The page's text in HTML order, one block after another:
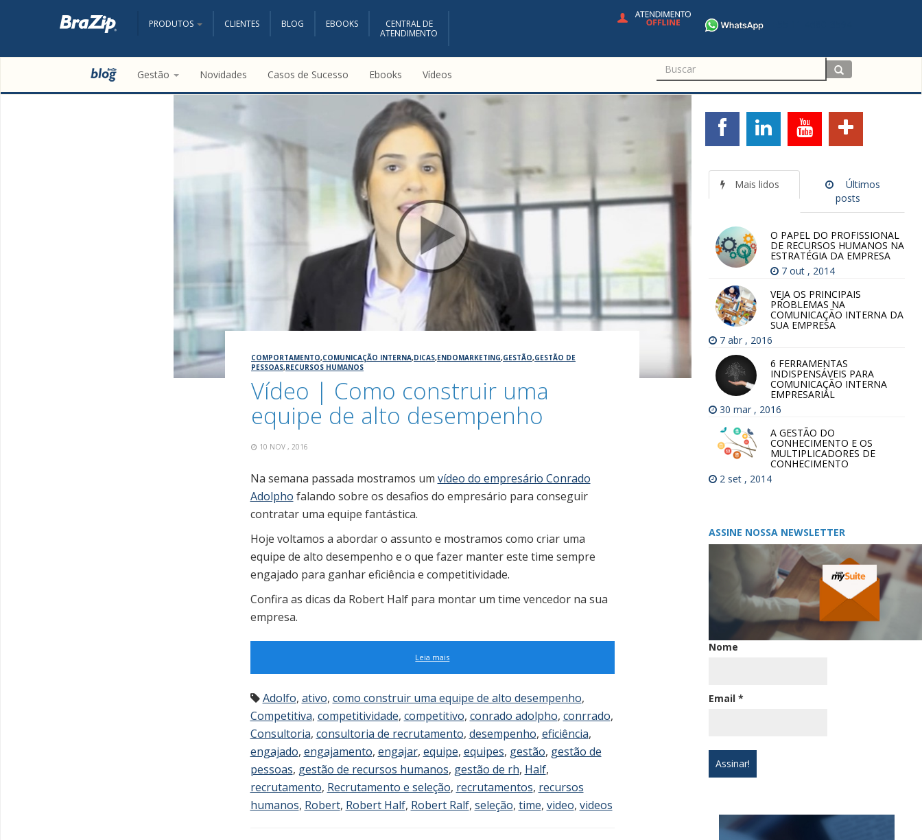
PRODUTOS CLIENTES BLOG EBOOKS
CENTRAL DE
ATENDIMENTO
Gestão Novidades Casos de Sucesso Ebooks Vídeos
COMPORTAMENTO,COMUNICAÇÃO INTERNA,DICAS,ENDOMARKETING,GESTÃO,GESTÃO DE
PESSOAS,RECURSOS HUMANOS
Vídeo | Como construir uma
equipe de alto desempenho
10 NOV , 2016
Na semana passada mostramos um vídeo do empresário Conrado
Adolpho falando sobre os desafios do empresário para conseguir
contratar uma equipe fantástica.
Hoje voltamos a abordar o assunto e mostramos como criar uma
equipe de alto desempenho e o que fazer manter este time sempre
engajado para ganhar eficiência e competitividade.
Confira as dicas da Robert Half para montar um time vencedor na sua
empresa.
Leia mais
Adolfo, ativo, como construir uma equipe de alto desempenho,
Competitiva, competitividade, competitivo, conrado adolpho, conrrado,
Consultoria, consultoria de recrutamento, desempenho, eficiência,
engajado, engajamento, engajar, equipe, equipes, gestão, gestão de
pessoas, gestão de recursos humanos, gestão de rh, Half,
recrutamento, Recrutamento e seleção, recrutamentos, recursos
humanos, Robert, Robert Half, Robert Ralf, seleção, time, video, videos
Mais lidos
Últimos
posts
O PAPEL DO PROFISSIONAL
DE RECURSOS HUMANOS NA
ESTRATÉGIA DA EMPRESA
7 out , 2014
VEJA OS PRINCIPAIS
PROBLEMAS NA
COMUNICAÇÃO INTERNA DA
SUA EMPRESA
7 abr , 2016
6 FERRAMENTAS
INDISPENSÁVEIS PARA
COMUNICAÇÃO INTERNA
EMPRESARIAL
30 mar , 2016
A GESTÃO DO
CONHECIMENTO E OS
MULTIPLICADORES DE
CONHECIMENTO
2 set , 2014
ASSINE NOSSA NEWSLETTER
Nome
Email *